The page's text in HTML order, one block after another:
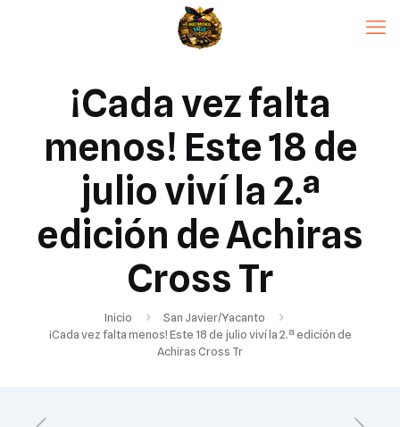
¡Cada vez falta
menos! Este 18 de
julio viví la 2.ª
edición de Achiras
Cross Tr
Inicio
San Javier/Yacanto
¡Cada vez falta menos! Este 18 de julio viví la 2.ª edición de
Achiras Cross Tr